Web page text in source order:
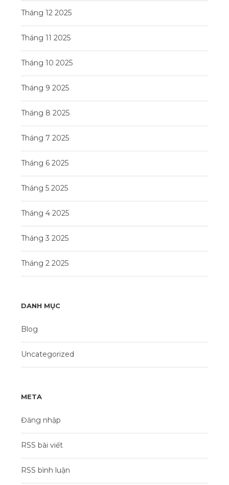
Tháng 12 2025
Tháng 11 2025
Tháng 10 2025
Tháng 9 2025
Tháng 8 2025
Tháng 7 2025
Tháng 6 2025
Tháng 5 2025
Tháng 4 2025
Tháng 3 2025
Tháng 2 2025
DANH MỤC
Blog
Uncategorized
META
Đăng nhập
RSS bài viết
RSS bình luận